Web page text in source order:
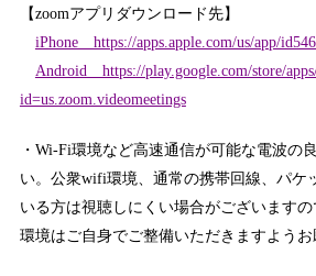
【zoomアプリダウンロード先】
iPhone https://apps.apple.com/us/app/
Android https://play.google.com/store/
id=us.zoom.videomeetings
・Wi-Fi環境など高速通信が可能な電波の
い。公衆wifi環境、通常の携帯回線、パケ
いる方は視聴しにくい場合がございます
環境はご自身でご整備いただきますようお